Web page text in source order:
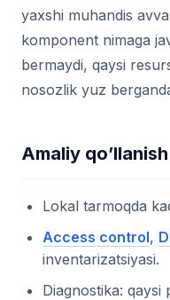
yaxshi muhandis
komponent nimaga
bermaydi, qaysi
nosozlik yuz
Amaliy qo’llanish
Lokal tarmoqda
Access control,
inventarizatsiyasi.
Diagnostika: qaysi